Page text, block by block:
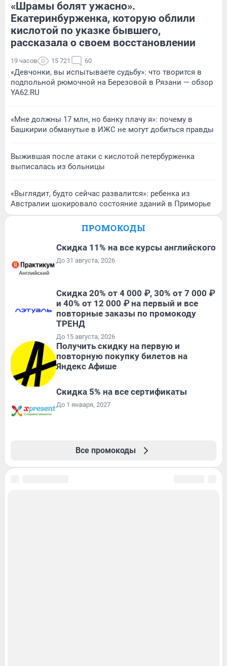
«Шрамы болят ужасно».
Екатеринбурженка, которую облили
кислотой по указке бывшего,
рассказала о своем восстановлении
19 часов 15 721 60
«Девчонки, вы испытываете судьбу»: что творится в
подпольной рюмочной на Березовой в Рязани — обзор
YA62.RU
«Мне должны 17 млн, но банку плачу я»: почему в
Башкирии обманутые в ИЖС не могут добиться правды
Выжившая после атаки с кислотой петербурженка
выписалась из больницы
«Выглядит, будто сейчас развалится»: ребенка из
Австралии шокировало состояние зданий в Приморье
ПРОМОКОДЫ
Скидка 11% на все курсы английского
До 31 августа, 2026
Скидка 20% от 4 000 ₽, 30% от 7 000 ₽
и 40% от 12 000 ₽ на первый и все
повторные заказы по промокоду
ТРЕНД
До 15 августа, 2026
Получить скидку на первую и
повторную покупку билетов на
Яндекс Афише
Скидка 5% на все сертификаты
До 1 января, 2027
Все промокоды